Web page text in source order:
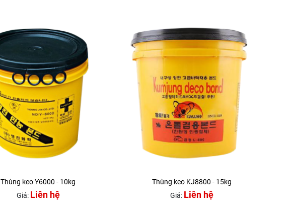
Thùng keo Y6000 - 10kg
Giá: Liên hệ
Thùng keo KJ8800 - 15kg
Giá: Liên hệ